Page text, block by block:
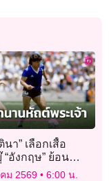
นา” เลือกเสื้อ
“อังกฤษ” ย้อน
ถ์พระเจ้า
ม 2569 6:00 น.